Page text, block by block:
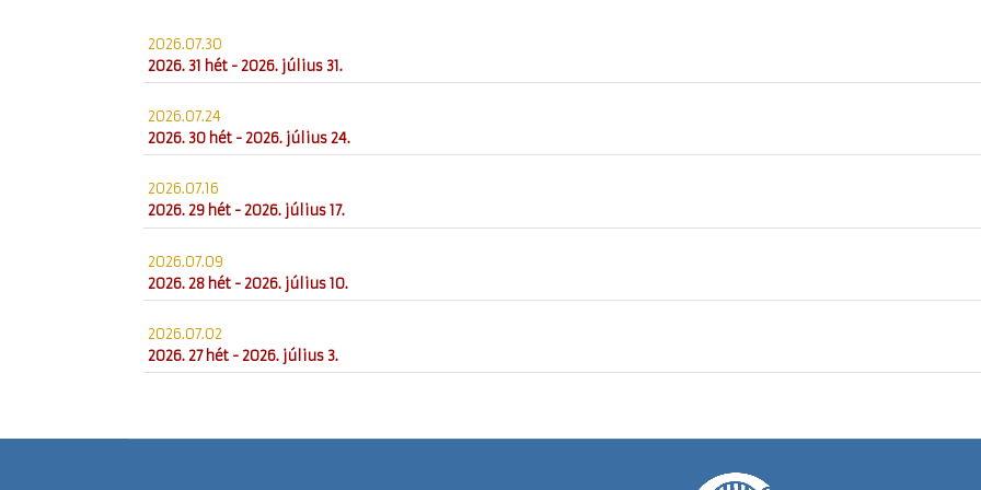
2026.07.30
2026. 31 hét - 2026. július 31.
2026.07.24
2026. 30 hét - 2026. július 24.
2026.07.16
2026. 29 hét - 2026. július 17.
2026.07.09
2026. 28 hét - 2026. július 10.
2026.07.02
2026. 27 hét - 2026. július 3.